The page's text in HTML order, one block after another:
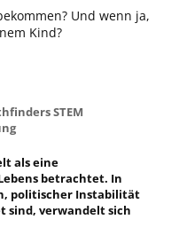
Und wenn ja,
Kind?
STEM
als eine
betrachtet. In
politischer Instabilität
sind, verwandelt sich